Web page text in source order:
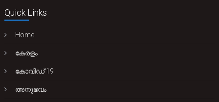
Quick Links
Home
കേരളം
കോവിഡ് 19
അനുഭവം